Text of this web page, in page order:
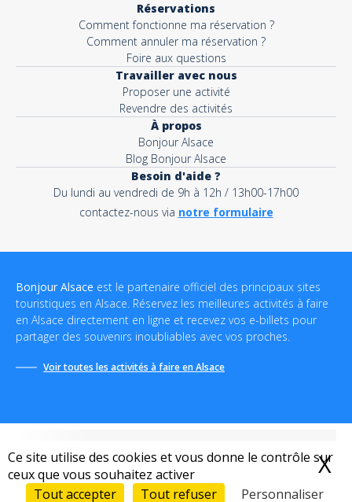
Ce site utilise des cookies et vous donne le contrôle sur
ceux que vous souhaitez activer
Tout accepter
Tout refuser Personnaliser
X
Réservations
Comment fonctionne ma réservation ?
Comment annuler ma réservation ?
Foire aux questions
Travailler avec nous
Proposer une activité
Revendre des activités
À propos
Bonjour Alsace
Blog Bonjour Alsace
Besoin d'aide ?
Du lundi au vendredi de 9h à 12h / 13h00-17h00
contactez-nous via notre formulaire
Bonjour Alsace est le partenaire officiel des principaux sites
touristiques en Alsace. Réservez les meilleures activités à faire
en Alsace directement en ligne et recevez vos e-billets pour
partager des souvenirs inoubliables avec vos proches.
Voir toutes les activités à faire en Alsace
Conditions générales de vente-Politique de confidentialité-
Mentions légales-Destination Bonjour-Sitemap